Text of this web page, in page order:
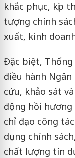
khắc phục, kịp
tượng chính
xuất, kinh
Đặc biệt, Thống
điều hành Ngân
cứu, khảo sát
động hồi
chỉ đạo công
dụng chính
chất lượng tín